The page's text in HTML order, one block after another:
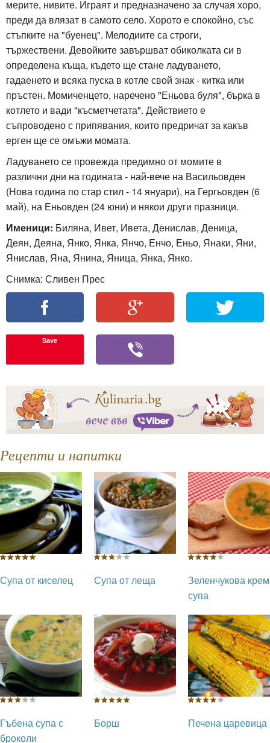
мерите, нивите. Играят и предназначено за случая хоро,
преди да влязат в самото село. Хорото е спокойно, със
стъпките на "буенец". Мелодиите са строги,
тържествени. Девойките завършват обиколката си в
определена къща, където ще стане ладуването,
гадаенето и всяка пуска в котле свой знак - китка или
пръстен. Момиченцето, наречено "Еньова буля", бърка в
котлето и вади "късметчетата". Действието е
съпроводено с припявания, които предричат за какъв
ерген ще се омъжи момата.
Ладуването се провежда предимно от момите в
различни дни на годината - най-вече на Васильовден
(Нова година по стар стил - 14 януари), на Гергьовден (6
май), на Еньовден (24 юни) и някои други празници.
Именици: Биляна, Ивет, Ивета, Денислав, Деница,
Деян, Деяна, Янко, Янка, Янчо, Енчо, Еньо, Янаки, Яни,
Янислав, Яна, Янина, Яница, Янка, Янко.
Снимка: Сливен Прес
Save
Рецепти и напитки
Супа от киселец Супа от леща
Зеленчукова крем
супа
Гъбена супа с
броколи
Борш Печена царевица